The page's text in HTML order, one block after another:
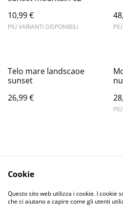
10,99 €
PIÙ VARIANTI DISPONIBILI
Telo mare landscaoe
sunset
26,99 €
Informativa sulla
privacy
Cookie
Questo sito web utilizza i cookie. I cookie
che ci aiutano a capire come gli utenti